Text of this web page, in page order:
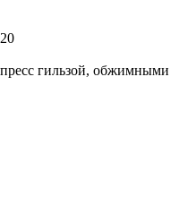
гильзой, обжимными